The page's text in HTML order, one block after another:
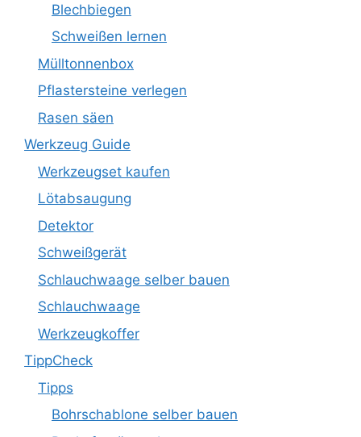
Blechbiegen
Schweißen lernen
Mülltonnenbox
Pflastersteine verlegen
Rasen säen
Werkzeug Guide
Werkzeugset kaufen
Lötabsaugung
Detektor
Schweißgerät
Schlauchwaage selber bauen
Schlauchwaage
Werkzeugkoffer
TippCheck
Tipps
Bohrschablone selber bauen